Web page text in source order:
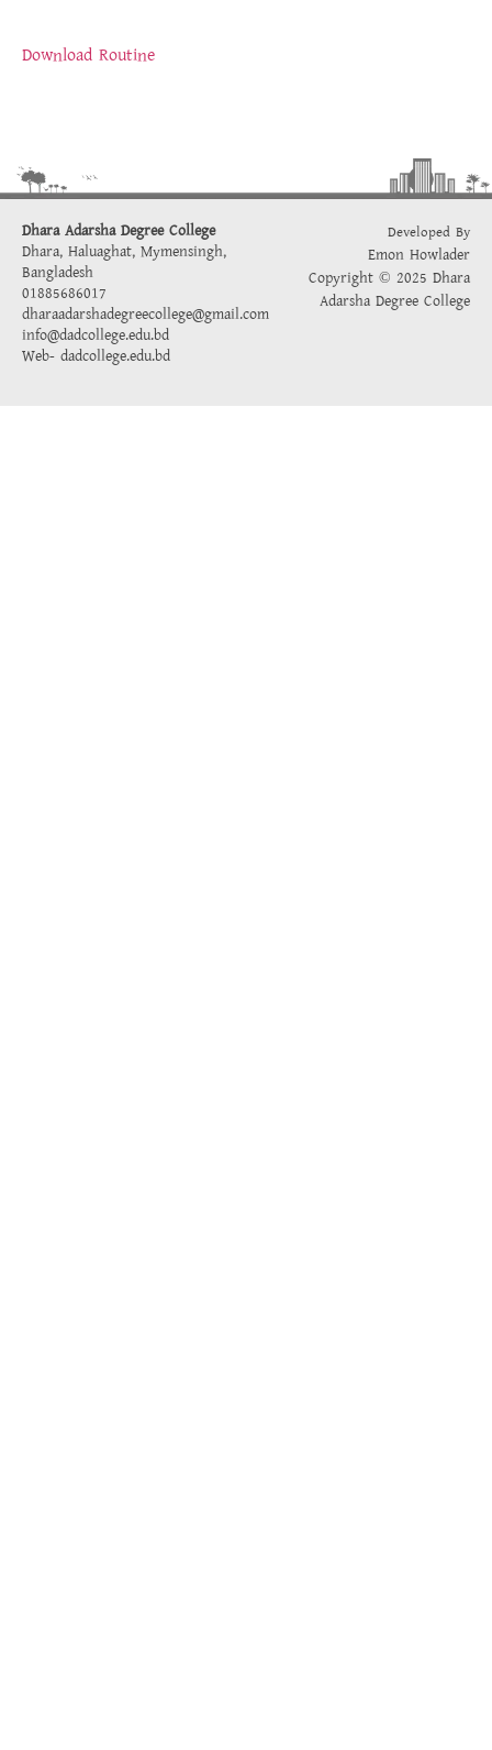
Download Routine
Dhara Adarsha Degree College
Dhara, Haluaghat, Mymensingh,
Bangladesh
01885686017
dharaadarshadegreecollege@gmail.com
info@dadcollege.edu.bd
Web- dadcollege.edu.bd
Developed By
Emon Howlader
Copyright © 2025 Dhara
Adarsha Degree College